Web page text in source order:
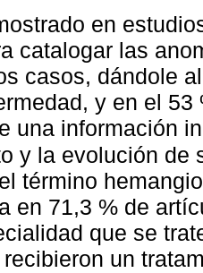
en
catalogar las
casos, dándole
y en el
una información
y la evolución
término
en 71,3 % de
que se
un